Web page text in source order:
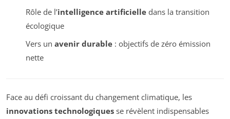
Rôle de l’intelligence artificielledans la transition
écologique
Vers un avenir durable: objectifs de zéro émission
nette
Face au défi croissant du changement climatique, les
innovations technologiques se révèlent indispensables